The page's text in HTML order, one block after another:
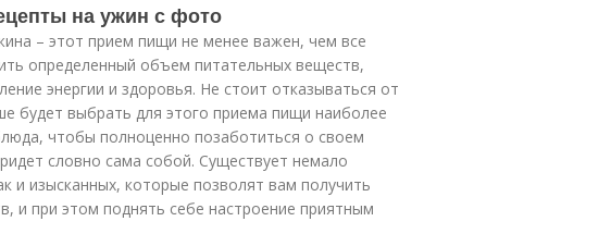
на ужин с фото
– этот прием пищи не менее важен, чем все
определенный объем питательных веществ,
энергии и здоровья. Не стоит отказываться от
будет выбрать для этого приема пищи наиболее
чтобы полноценно позаботиться о своем
словно сама собой. Существует немало
и изысканных, которые позволят вам получить
и при этом поднять себе настроение приятным